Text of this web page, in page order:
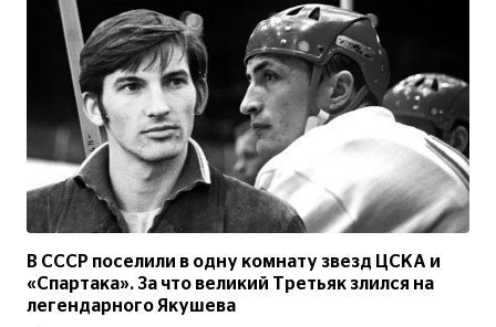
В СССР поселили в одну комнату звезд ЦСКА и
«Спартака». За что великий Третьяк злился на
легендарного Якушева